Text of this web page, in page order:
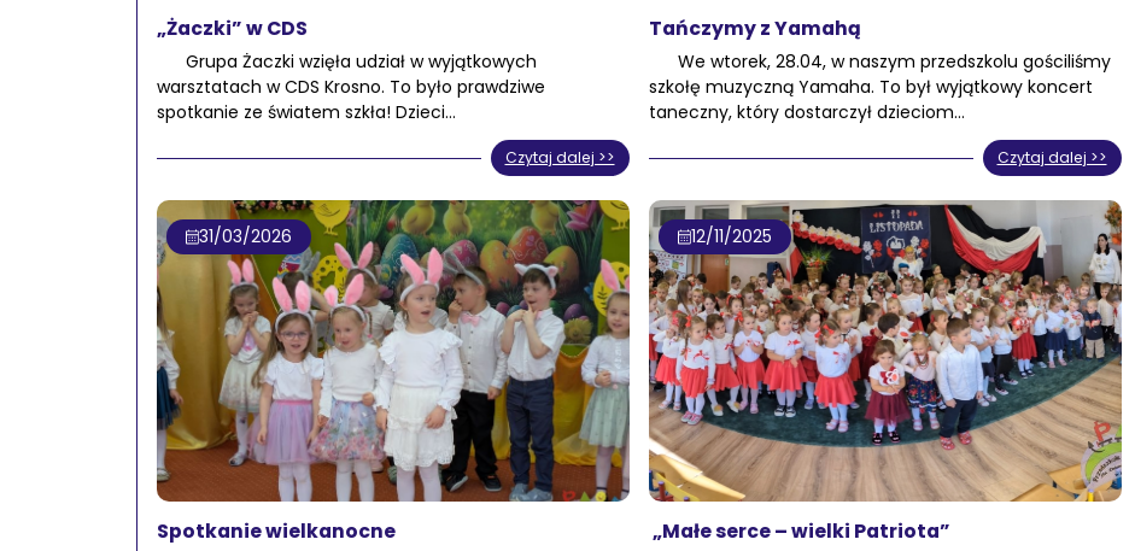
„Żaczki” w CDS
Grupa Żaczki wzięła udział w wyjątkowych
warsztatach w CDS Krosno. To było prawdziwe
spotkanie ze światem szkła! Dzieci…
Czytaj dalej >>
Tańczymy z Yamahą
We wtorek, 28.04, w naszym przedszkolu gościliśmy
szkołę muzyczną Yamaha. To był wyjątkowy koncert
taneczny, który dostarczył dzieciom…
Czytaj dalej >>
31/03/2026
Spotkanie wielkanocne
12/11/2025
„Małe serce – wielki Patriota”